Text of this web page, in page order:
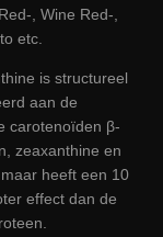
, Wine Red-,
etc.
is structureel
aan de
carotenoïden β-
zeaxanthine en
heeft een 10
effect dan de